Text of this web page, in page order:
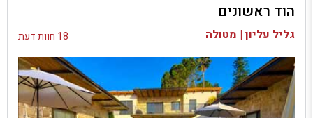
בדיקת זמינות ומחירים
הוד ראשונים
גליל עליון | מטולה 18 חוות דעת